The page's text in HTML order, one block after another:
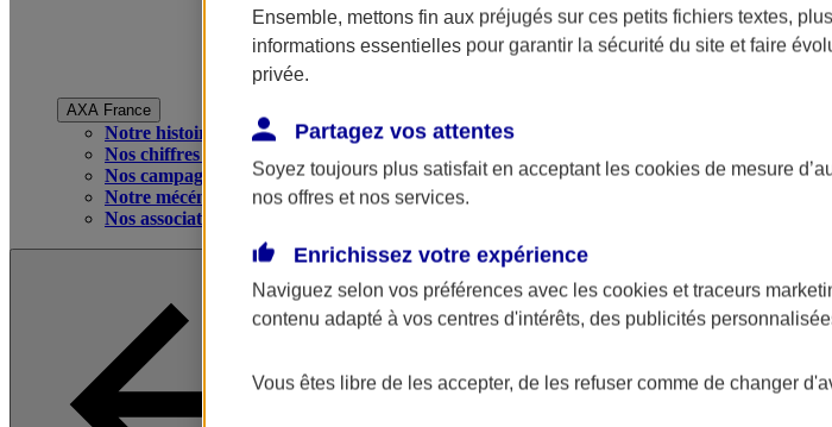
AXA France
Notre histoire
Nos chiffres clés
Nos campagnes publicitaires
Notre mécénat
Nos associations
Ensemble, mettons fin aux préjugés sur ces petits fichiers textes,
informations essentielles pour garantir la sécurité du site et faire
privée.
Partagez vos attentes
Soyez toujours plus satisfait en acceptant les cookies de mesure
nos offres et nos services.
Enrichissez votre expérience
Naviguez selon vos préférences avec les cookies et traceurs
contenu adapté à vos centres d'intérêts, des publicités
Vous êtes libre de les accepter, de les refuser comme de changer